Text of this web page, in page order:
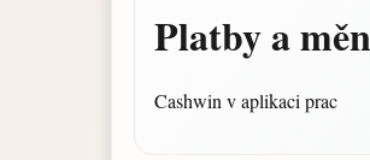
Platby a
Cashwin v aplikaci prac